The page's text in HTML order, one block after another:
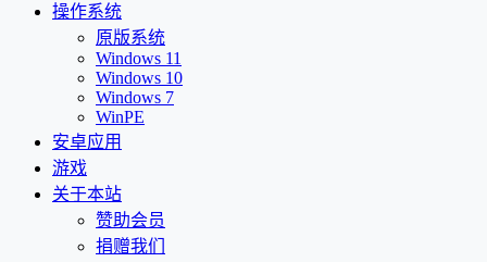
操作系统
原版系统
Windows 11
Windows 10
Windows 7
WinPE
安卓应用
游戏
关于本站
赞助会员
捐赠我们